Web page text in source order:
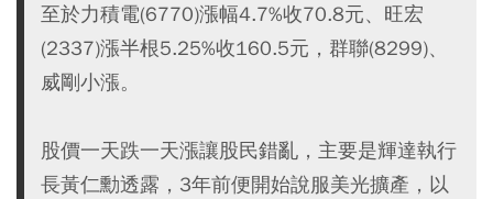
至於力積電(6770)漲幅4.7%收70.8元、旺宏
(2337)漲半根5.25%收160.5元，群聯(8299)、
威剛小漲。
股價一天跌一天漲讓股民錯亂，主要是輝達執行
長黃仁勳透露，3年前便開始說服美光擴產，以